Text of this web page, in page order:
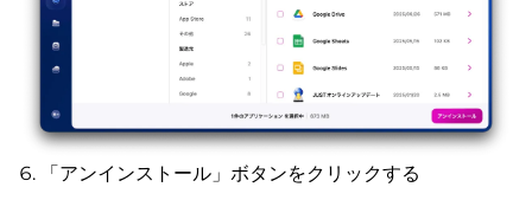
「アンインストール」ボタンをクリックする